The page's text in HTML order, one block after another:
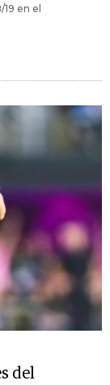
en el
del